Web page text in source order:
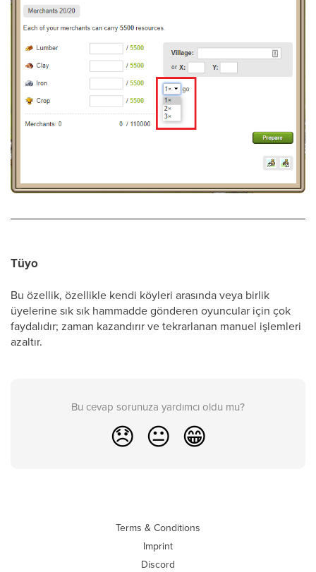
Tüyo
Bu özellik, özellikle kendi köyleri arasında veya birlik
üyelerine sık sık hammadde gönderen oyuncular için çok
faydalıdır; zaman kazandırır ve tekrarlanan manuel işlemleri
azaltır.
Bu cevap sorunuza yardımcı oldu mu?
😞 😐 😁
Terms & Conditions
Imprint
Discord